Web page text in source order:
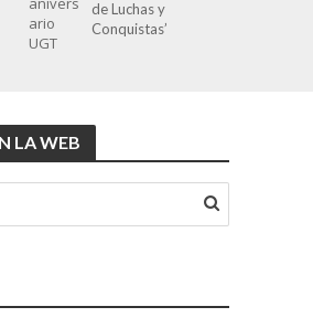
de Luchas y
Conquistas’
LA WEB